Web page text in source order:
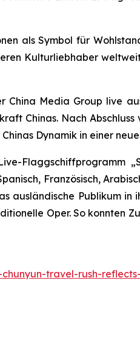
als Symbol für
Kulturliebhaber
China Media Group live
Chinas. Nach
Dynamik in einer
Flaggschiffprogramm
Französisch,
ausländische Publikum
Oper. So konnten
travel-rush-